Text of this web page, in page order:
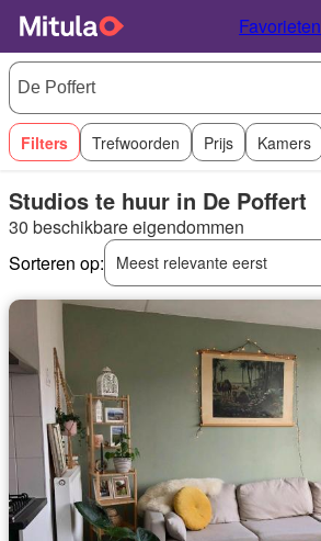
Favorieten
Filters Trefwoorden Prijs Kamers
Studios te huur in De Poffert
30 beschikbare eigendommen
Sorteren op:
Meest relevante eerst